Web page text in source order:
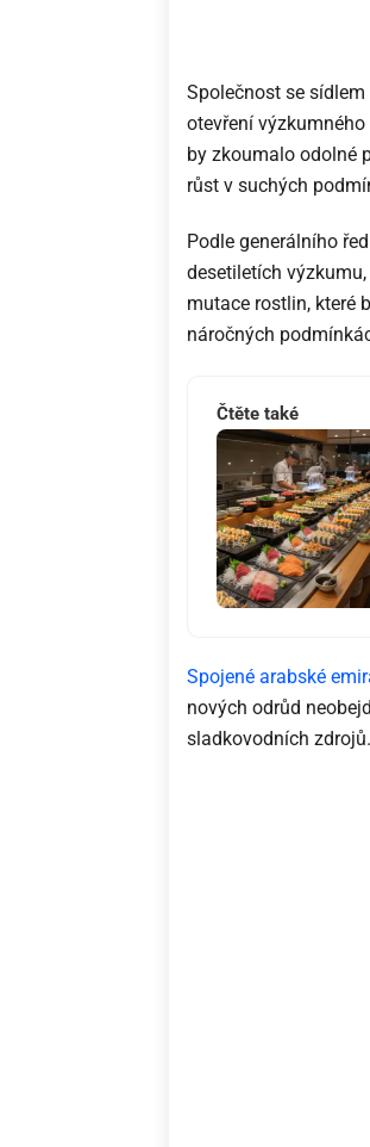
Společnost se
otevření
by zkoumalo odolné
růst v suchých
Podle generálního
desetiletích
mutace rostlin, které
náročných
Čtěte také
Spojené arabské
nových odrůd
sladkovodních zdrojů.